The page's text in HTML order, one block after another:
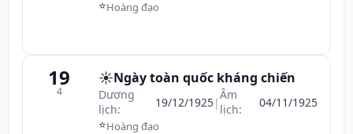
⭐Hoàng đạo
19
4
☀️Ngày toàn quốc kháng chiến
Dương
lịch:
19/12/1925|Âm
lịch:
04/11/1925
⭐Hoàng đạo